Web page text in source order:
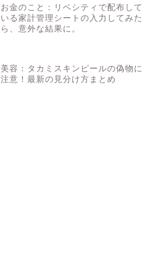
お金のこと：リベシティで配布して
いる家計管理シートの入力してみた
ら、意外な結果に。
美容：タカミスキンピールの偽物に
注意！最新の見分け方まとめ